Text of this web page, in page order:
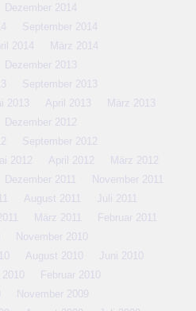
Dezember 2014
September 2014
2014
März 2014
Dezember 2013
September 2013
2013 April 2013
März 2013
Dezember 2012
September 2012
2012 April 2012
März 2012
Dezember 2011
November 2011
August 2011
Juli 2011
März 2011
Februar 2011
November 2010
August 2010
Juni 2010
2010
Februar 2010
November 2009